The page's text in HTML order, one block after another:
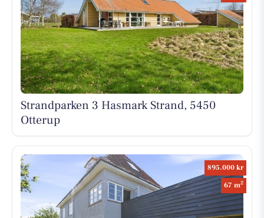
Strandparken 3 Hasmark Strand, 5450
Otterup
895.000 kr
67 m2